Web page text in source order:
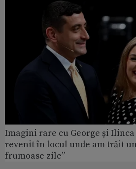
Imagini rare cu George și Ilinca
revenit în locul unde am trăit
frumoase zile”